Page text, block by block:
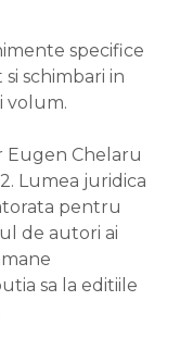
specifice
schimbari in
volum.
Eugen Chelaru
Lumea juridica
pentru
de autori ai
sa la editiile